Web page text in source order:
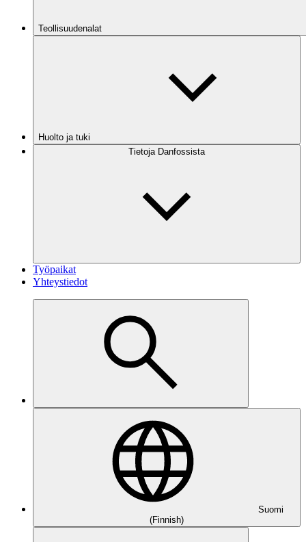
Teollisuudenalat
Huolto ja tuki
Tietoja Danfossista
Työpaikat
Yhteystiedot
Suomi
(Finnish)